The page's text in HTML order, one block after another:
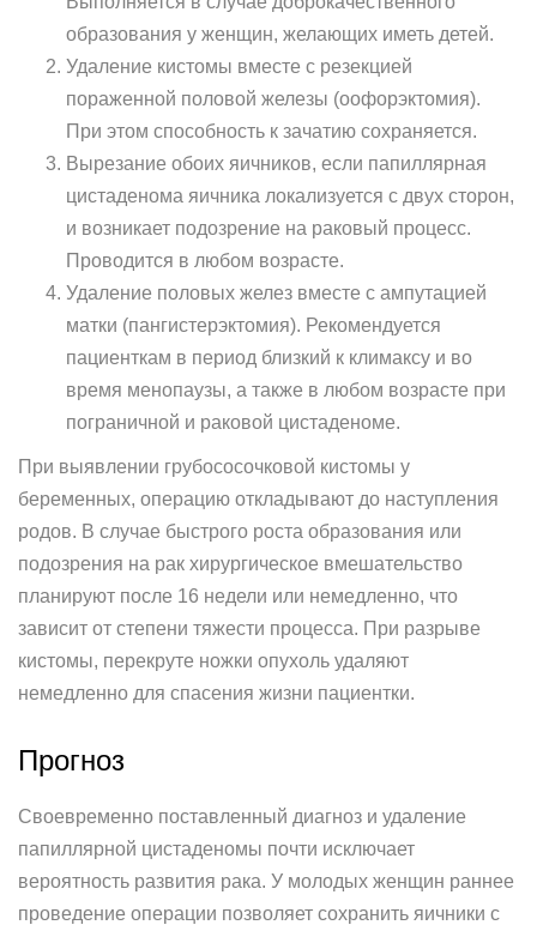
образования у женщин, желающих иметь детей.
Удаление кистомы вместе с резекцией
пораженной половой железы (оофорэктомия).
При этом способность к зачатию сохраняется.
Вырезание обоих яичников, если папиллярная
цистаденома яичника локализуется с двух сторон,
и возникает подозрение на раковый процесс.
Проводится в любом возрасте.
Удаление половых желез вместе с ампутацией
матки (пангистерэктомия). Рекомендуется
пациенткам в период близкий к климаксу и во
время менопаузы, а также в любом возрасте при
пограничной и раковой цистаденоме.
При выявлении грубососочковой кистомы у
беременных, операцию откладывают до наступления
родов. В случае быстрого роста образования или
подозрения на рак хирургическое вмешательство
планируют после 16 недели или немедленно, что
зависит от степени тяжести процесса. При разрыве
кистомы, перекруте ножки опухоль удаляют
немедленно для спасения жизни пациентки.
Прогноз
Своевременно поставленный диагноз и удаление
папиллярной цистаденомы почти исключает
вероятность развития рака. У молодых женщин раннее
проведение операции позволяет сохранить яичники с